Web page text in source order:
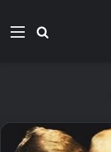
بحث